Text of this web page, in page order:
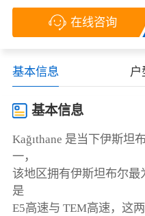
在线咨询
基本信息 户
基本信息
Kağıthane 是当下伊斯坦
一，
该地区拥有伊斯坦布尔
是
E5高速与 TEM高速，这